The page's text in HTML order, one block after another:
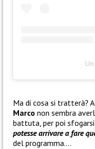
Ma di cosa si tratterà?
Marco non sembra
battuta, per poi
potesse arrivare a fare
del programma….